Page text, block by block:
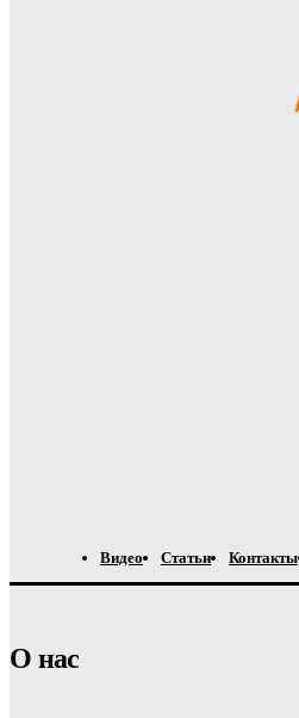
Видео Статьи Контакты
О нас